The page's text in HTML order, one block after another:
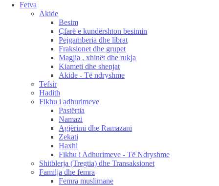
Fetva
Akide
Besim
Çfarë e kundërshton besimin
Pejgamberia dhe librat
Fraksionet dhe grupet
Magjia , xhinët dhe rukja
Kiameti dhe shenjat
Akide - Të ndryshme
Tefsir
Hadith
Fikhu i adhurimeve
Pastërtia
Namazi
Agjërimi dhe Ramazani
Zekati
Haxhi
Fikhu i Adhurimeve - Të Ndryshme
Shitblerja (Tregtia) dhe Transaksionet
Familja dhe femra
Femra muslimane